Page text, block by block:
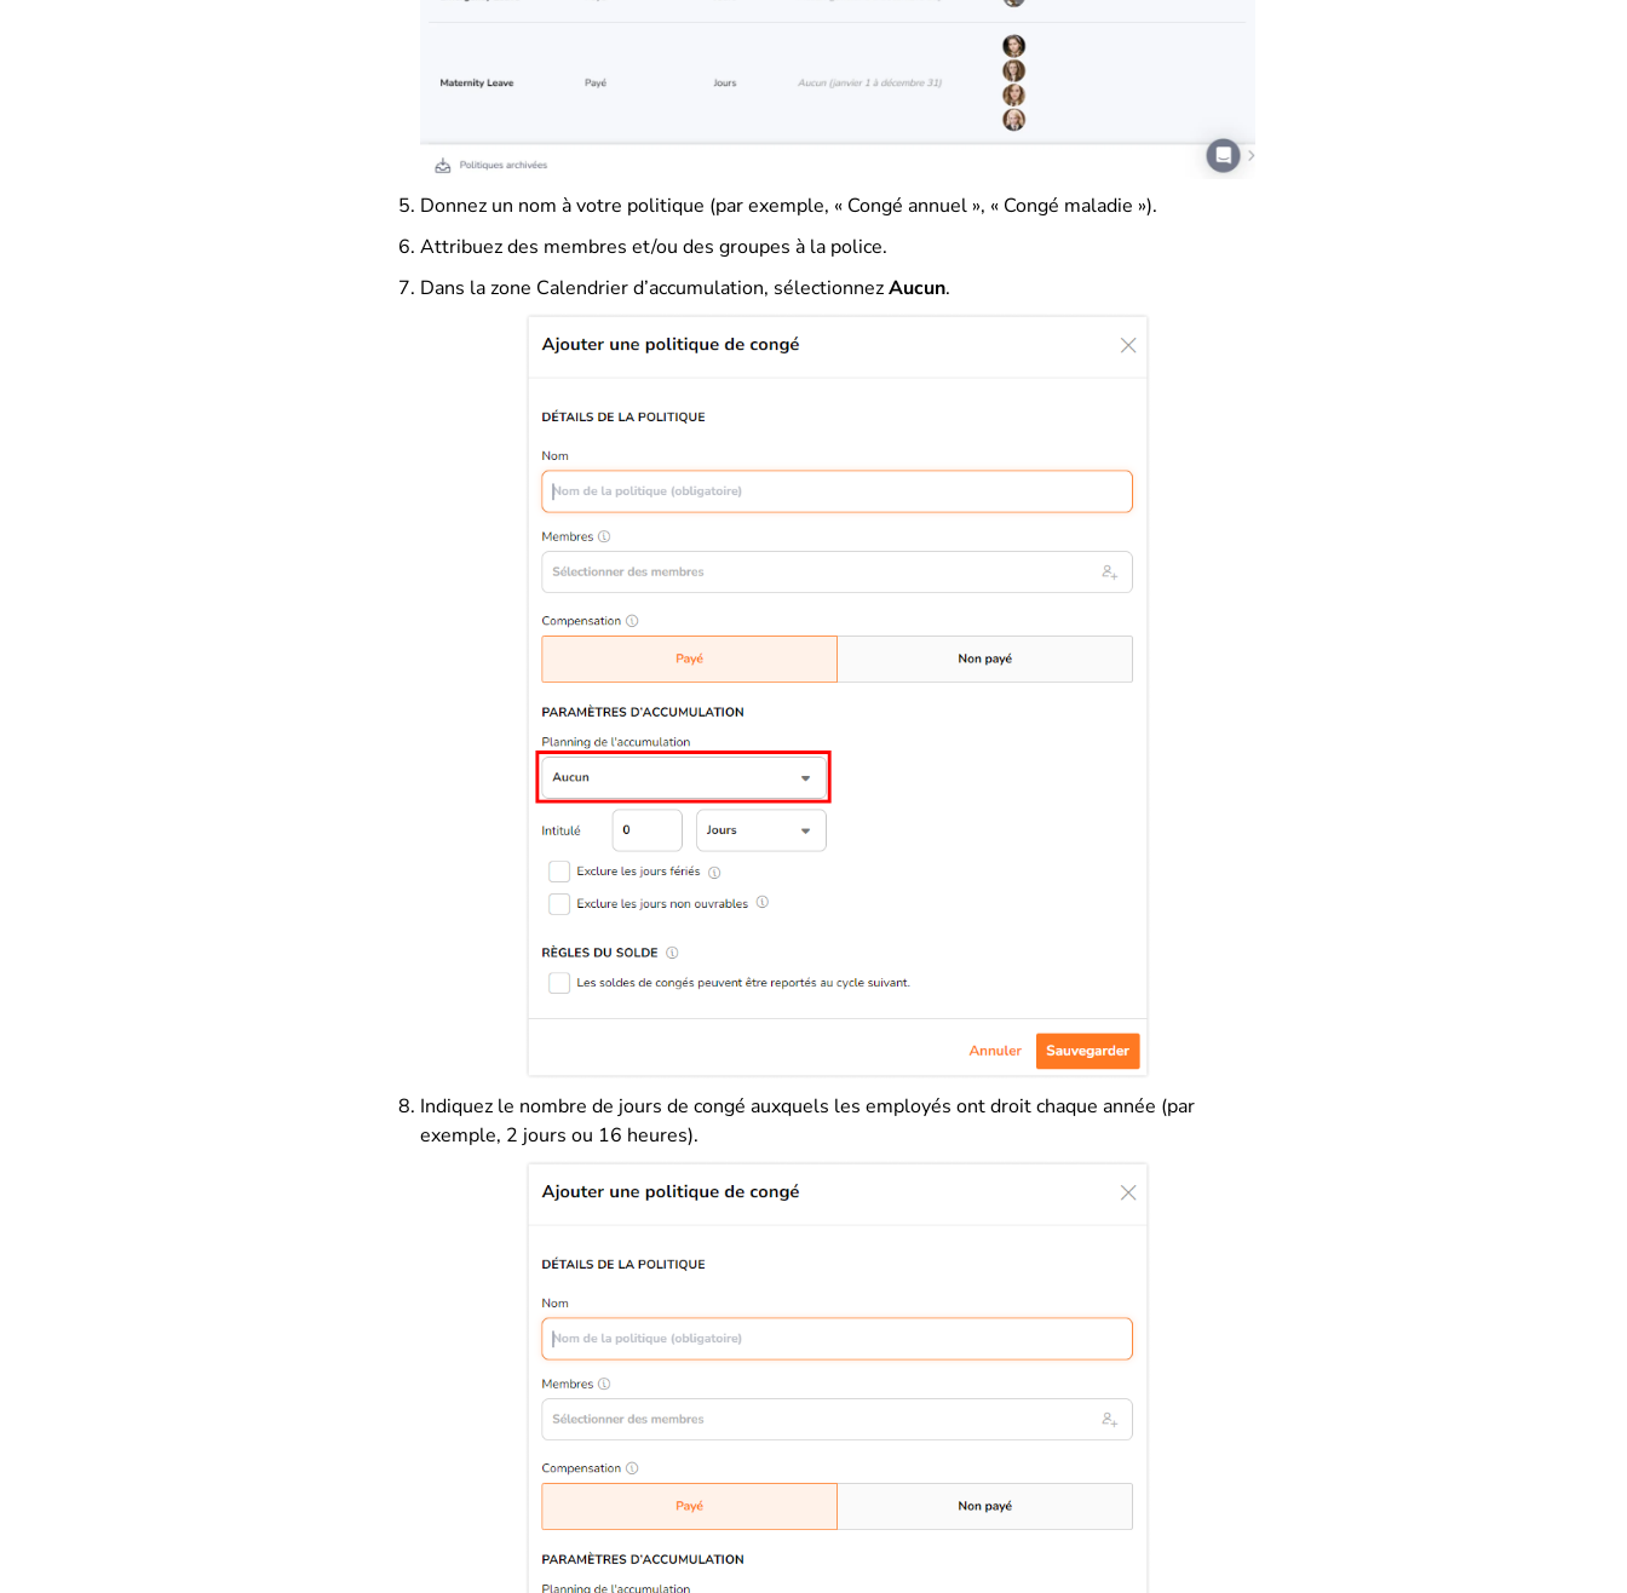
Donnez un nom à votre politique (par exemple, « Congé annuel », « Congé maladie »).
Attribuez des membres et/ou des groupes à la police.
Dans la zone Calendrier d’accumulation, sélectionnezAucun.
Indiquez le nombre de jours de congé auxquels les employés ont droit chaque année (par
exemple, 2 jours ou 16 heures).